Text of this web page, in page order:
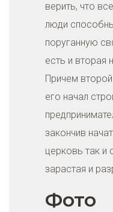
верить, что
люди
поруганную
есть и вторая
Причем
его начал
закончив
церковь так и
зарастая и
Фото